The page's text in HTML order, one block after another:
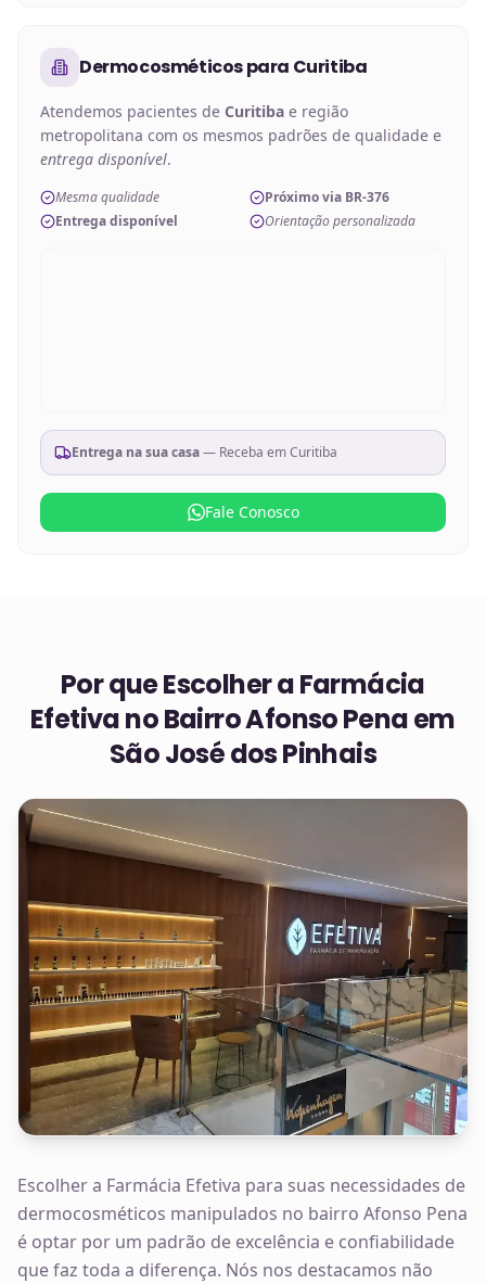
Dermocosméticospara Curitiba
Atendemos pacientes de Curitiba e região
metropolitana com os mesmos padrões de qualidade e
entrega disponível.
Mesma qualidade
Próximo via BR-376
Entrega disponível
Orientação personalizada
Entrega na sua casa— Receba emCuritiba
Fale Conosco
Por que Escolher a Farmácia
Efetiva noBairro Afonso Pena em
São José dos Pinhais
Escolher a Farmácia Efetiva para suas necessidades de
dermocosméticos manipulados no bairro Afonso Pena
é optar por um padrão de excelência e confiabilidade
que faz toda a diferença. Nós nos destacamos não